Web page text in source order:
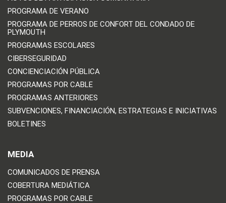
PROGRAMA DE VERANO
PROGRAMA DE PERROS DE CONFORT DEL CONDADO DE
PLYMOUTH
PROGRAMAS ESCOLARES
CIBERSEGURIDAD
CONCIENCIACIÓN PÚBLICA
PROGRAMAS POR CABLE
PROGRAMAS ANTERIORES
SUBVENCIONES, FINANCIACIÓN, ESTRATEGIAS E INICIATIVAS
BOLETINES
MEDIA
COMUNICADOS DE PRENSA
COBERTURA MEDIÁTICA
PROGRAMAS POR CABLE